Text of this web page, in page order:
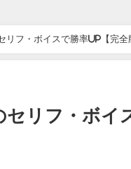
フ・ボイスで勝率UP【完全
リフ・ボイ